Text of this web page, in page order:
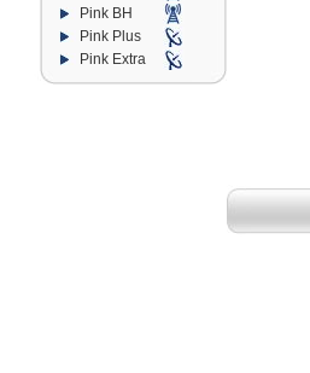
Pink BH
Pink Plus
Pink Extra